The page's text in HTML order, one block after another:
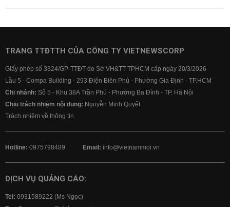
TRANG TTĐTTH CỦA CÔNG TY VIETNEWSCORP
Giấy phép số 3324/GP-TTĐT do Sở VH&TT TPHCM cấp ngày 20/3/2026
Lầu 5 - Compa Building - 293 Điện Biên Phủ - Phường Gia Định - TP.HCM
Chi nhánh: Số 5 - Khu 38A Trần Phú - Phường Ba Đình - TP. Hà Nội
Chịu trách nhiệm nội dung: Nguyễn Minh Quyết
Trách nhiệm về thông tin
Hotline: 0975798489 Email: info@vietnammoi.vn
DỊCH VỤ QUẢNG CÁO:
Tel: 0931589222 (Ms Ngọc)